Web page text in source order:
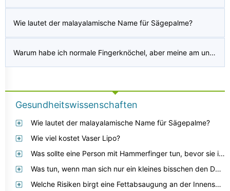
Wie lautet der malayalamische Name für Sägepalme?
Warum habe ich normale Fingerknöchel, aber meine am unteren Gelenk sind so klein, dass es so aussieht, als ob nein, bitte helfen Sie mir?
Gesundheitswissenschaften
Wie lautet der malayalamische Name für Sägepalme?
Wie viel kostet Vaser Lipo?
Was sollte eine Person mit Hammerfinger tun, bevor sie ihren Arzt aufsuchen kann?
Was tun, wenn man sich nur ein kleines bisschen den Daumen verbrennt?
Welche Risiken birgt eine Fettabsaugung an der Innenseite des Oberschenkels?